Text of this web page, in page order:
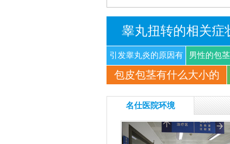
睾丸扭转的相关症
引发睾丸炎的原因有
什
男性的包
包皮包茎有什么大小的
名仕医院环境